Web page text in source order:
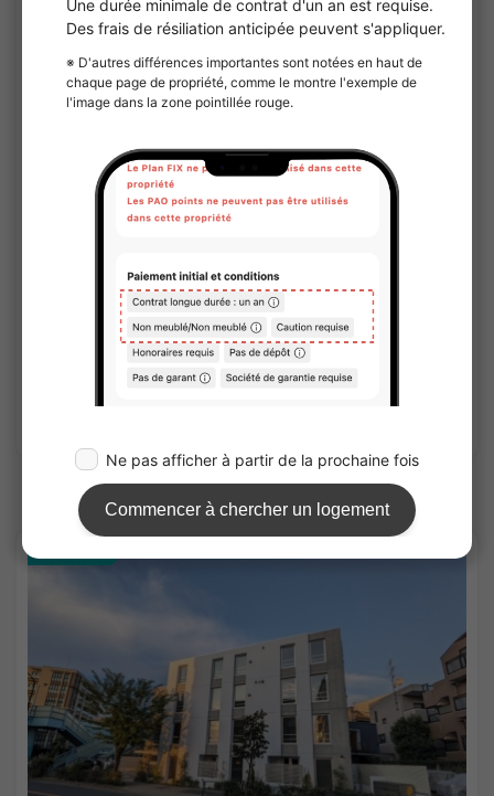
¥126,000 - ¥141,000 Bientôt Vacant
14Etages
Entièrement meublé Pas de caution
Sharehouses à Tokyu-Meguro line